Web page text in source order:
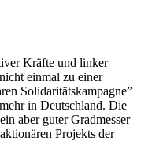
Kräfte und linker
einmal zu einer
Solidaritätskampagne”
in Deutschland. Die
aber guter Gradmesser
Projekts der